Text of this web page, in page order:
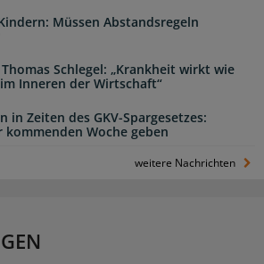
Müssen Abstandsregeln
Schlegel: „Krankheit wirkt wie
Inneren der Wirtschaft“
in Zeiten des GKV-Spargesetzes:
Woche geben
weitere Nachrichten